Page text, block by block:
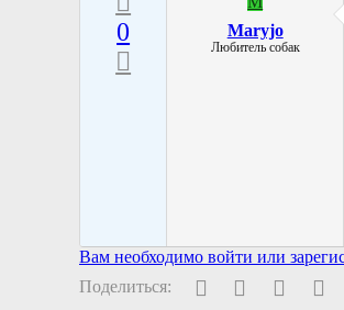
0
Maryjo
Любитель собак
Вам необходимо войти или
Поделиться:
Facebook
Twitter Pinterest